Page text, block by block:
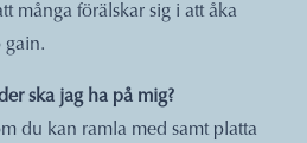
många förälskar sig i att åka
gain.
ska jag ha på mig?
du kan ramla med samt platta